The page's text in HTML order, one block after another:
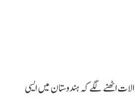
اٹھنے لگے کہ ہندوستان میں ایسی